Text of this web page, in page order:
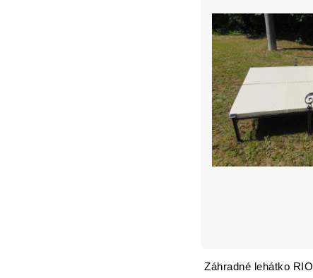
Záhradné lehátko RIO